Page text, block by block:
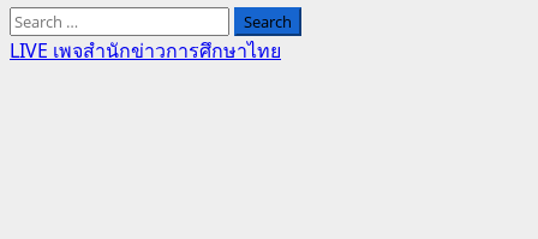
Search
for:
LIVE เพจสำนักข่าวการศึกษาไทย